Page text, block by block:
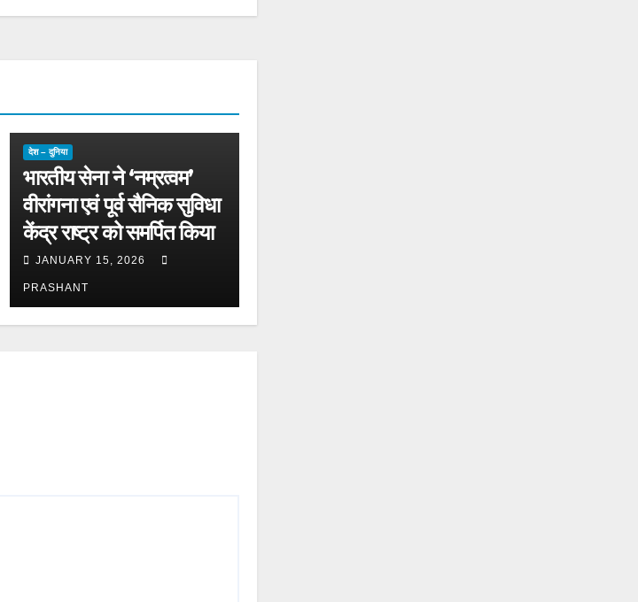
देश – दुनिया
भारतीय सेना ने ‘नम्रत्वम’
वीरांगना एवं पूर्व सैनिक सुविधा
केंद्र राष्ट्र को समर्पित किया
JANUARY 15, 2026
PRASHANT